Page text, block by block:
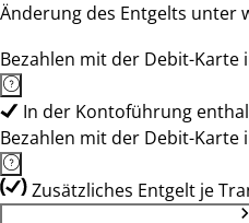
Änderung des Entgelts unter
Bezahlen mit der Debit-Karte
In der Kontoführung
Bezahlen mit der Debit-
Zusätzliches Entgelt je